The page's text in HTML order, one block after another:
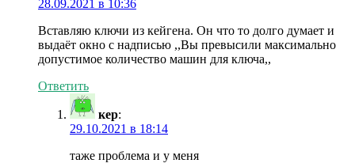
28.09.2021 в 10:36
Вставляю ключи из кейгена. Он что то долго думает и
выдаёт окно с надписью ,,Вы превысили максимально
допустимое количество машин для ключа,,
Ответить
кер:
29.10.2021 в 18:14
таже проблема и у меня